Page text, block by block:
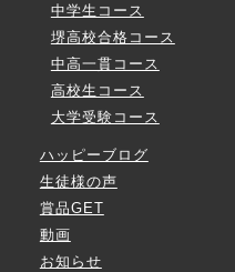
中学生コース
堺高校合格コース
中高一貫コース
高校生コース
大学受験コース
ハッピーブログ
生徒様の声
賞品GET
動画
お知らせ